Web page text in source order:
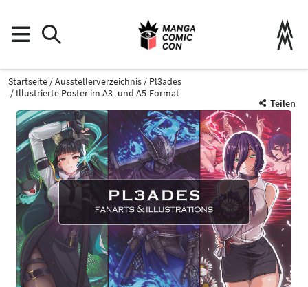
Startseite Ausstellerverzeichnis
Pl3ades
Illustrierte Poster im A3- und A5-Format
Teilen